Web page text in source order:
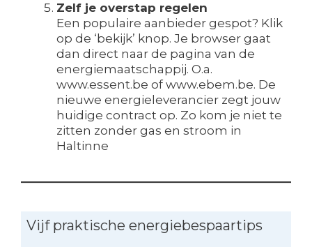
Zelf je overstap regelen
Een populaire aanbieder gespot? Klik
op de ‘bekijk’ knop. Je browser gaat
dan direct naar de pagina van de
energiemaatschappij. O.a.
www.essent.be of www.ebem.be. De
nieuwe energieleverancier zegt jouw
huidige contract op. Zo kom je niet te
zitten zonder gas en stroom in
Haltinne
Vijf praktische energiebespaartips